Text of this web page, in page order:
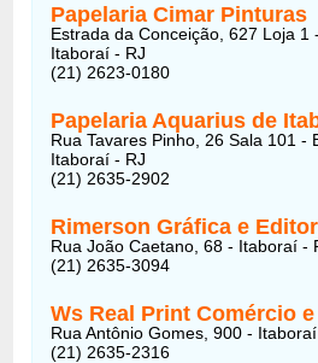
Papelaria Cimar Pinturas
Estrada da Conceição, 627 Loja 1
Itaboraí - RJ
(21) 2623-0180
Papelaria Aquarius de
Rua Tavares Pinho, 26 Sala 101 -
Itaboraí - RJ
(21) 2635-2902
Rimerson Gráfica e
Rua João Caetano, 68 - Itaboraí -
(21) 2635-3094
Ws Real Print Comércio
Rua Antônio Gomes, 900 -
(21) 2635-2316